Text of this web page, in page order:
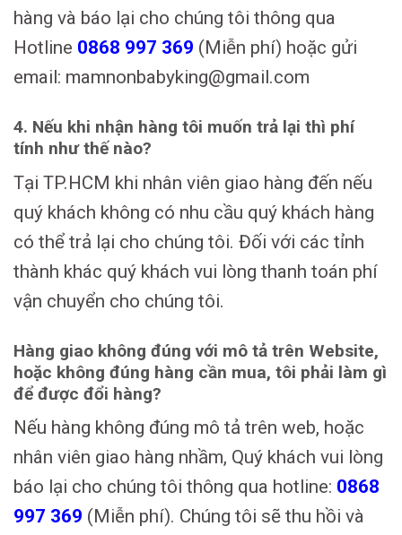
hàng và báo lại cho chúng tôi thông qua
Hotline 0868 997 369 (Miễn phí) hoặc gửi
email: mamnonbabyking@gmail.com
4. Nếu khi nhận hàng tôi muốn trả lại thì phí
tính như thế nào?
Tại TP.HCM khi nhân viên giao hàng đến nếu
quý khách không có nhu cầu quý khách hàng
có thể trả lại cho chúng tôi. Đối với các tỉnh
thành khác quý khách vui lòng thanh toán phí
vận chuyển cho chúng tôi.
Hàng giao không đúng với mô tả trên Website,
hoặc không đúng hàng cần mua, tôi phải làm gì
để được đổi hàng?
Nếu hàng không đúng mô tả trên web, hoặc
nhân viên giao hàng nhầm, Quý khách vui lòng
báo lại cho chúng tôi thông qua hotline: 0868
997 369 (Miễn phí). Chúng tôi sẽ thu hồi và